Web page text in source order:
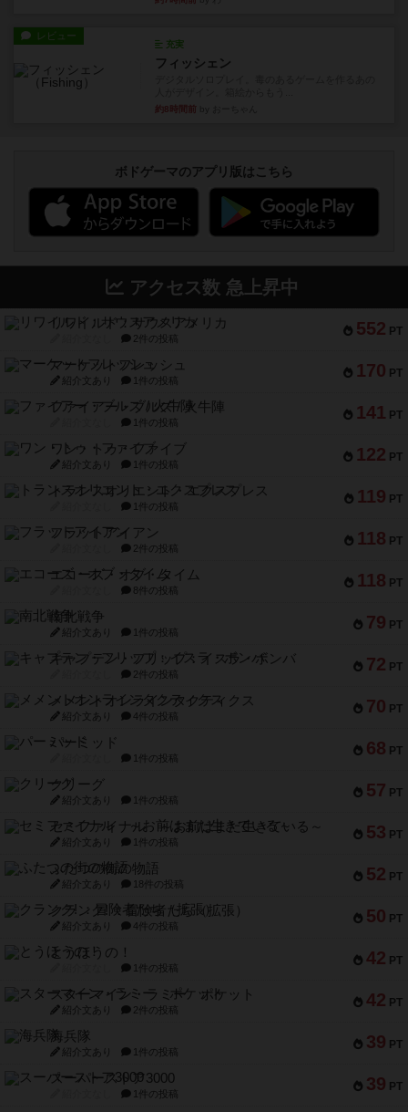
レビュー
充実
フィッシェン
約8時間前
ボドゲーマのアプリ版はこちら
アクセス数 急上昇中
552 PT
リワイルド：サウスアメリカ
2件の投稿
170 PT
マーケットフレッシュ
紹介文あり 1件の投稿
141 PT
ファイアー・ブルズ / 火牛陣
1件の投稿
122 PT
ワン・トゥ・ファイブ
紹介文あり 1件の投稿
119 PT
トランスオリエント・エクスプレス
1件の投稿
118 PT
フラットアイアン
2件の投稿
118 PT
エコーズ・オブ・タイム
8件の投稿
79 PT
南北戦争
紹介文あり 1件の投稿
72 PT
キャプテン・フリップ：イスラ・ボンバ
2件の投稿
70 PT
メメントオンラインタクティクス
紹介文あり 4件の投稿
68 PT
パーミッド
1件の投稿
57 PT
クリーグ
紹介文あり 1件の投稿
53 PT
セミファイナル ～お前はまだ生きている～
紹介文あり 1件の投稿
52 PT
ふたつの街の物語
紹介文あり 18件の投稿
50 PT
クランク! ：冒険者たち（拡張）
紹介文あり 4件の投稿
42 PT
とうほうの！
1件の投稿
42 PT
スターマイン・ラミー ポケット
紹介文あり 2件の投稿
39 PT
海兵隊
紹介文あり 1件の投稿
39 PT
スーパーストア3000
1件の投稿